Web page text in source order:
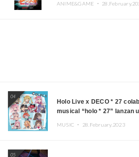
ANIME&GAME ・
04
Holo Live x DECO * 27
musical “holo * 27” lanzan
MUSIC ・ 28.February.2023
05